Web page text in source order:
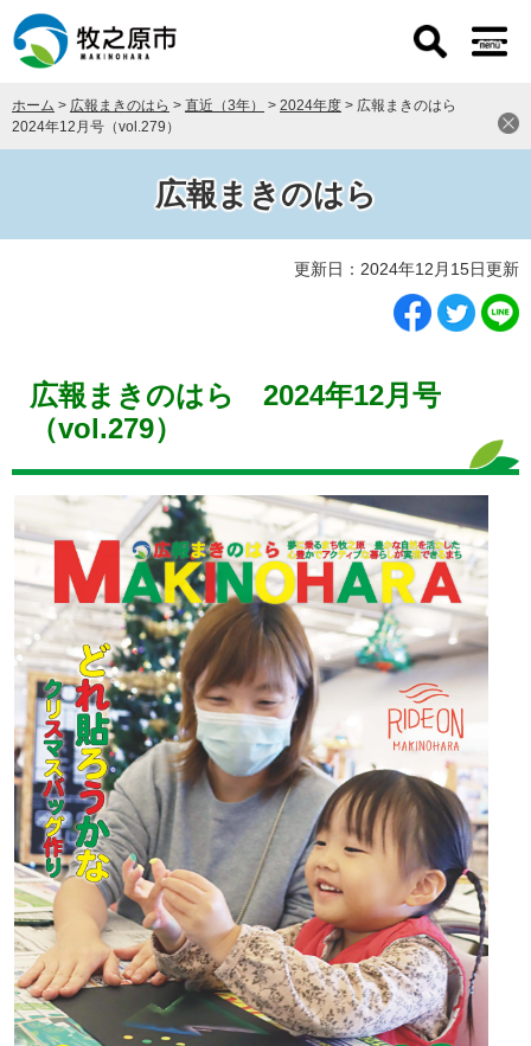
ー
先
頭
ニ
を
飛
本
ホーム > 広報まきのはら > 直近（3年） > 2024年度 > 広報まきのはら
2024年12月号（vol.279）
広報まきのはら
更新日：2024年12月15日更新
広報まきのはら 2024年12月号
（vol.279）